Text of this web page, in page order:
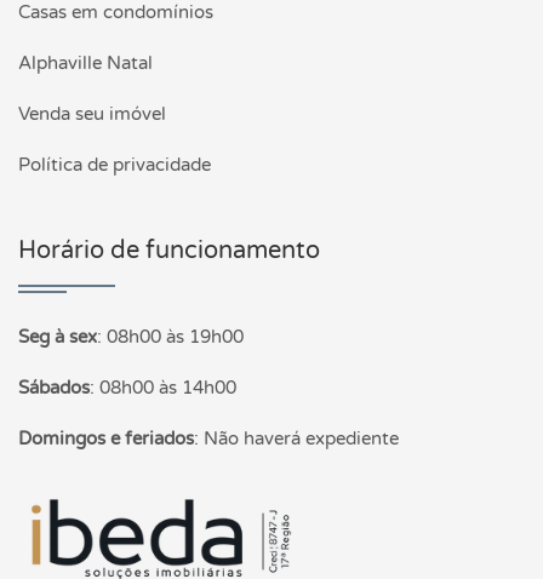
Casas em condomínios
Alphaville Natal
Venda seu imóvel
Política de privacidade
Horário de funcionamento
Seg à sex: 08h00 às 19h00
Sábados: 08h00 às 14h00
Domingos e feriados: Não haverá expediente
Página inicial